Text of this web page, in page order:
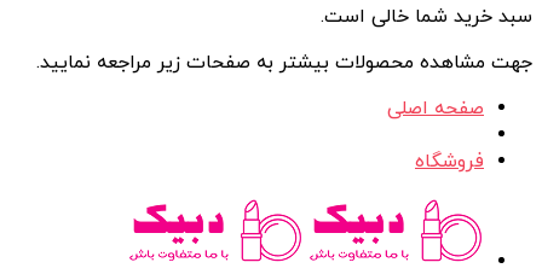
سبد خرید شما خالی است.
جهت مشاهده محصولات بیشتر به صفحات زیر مراجعه نمایید.
صفحه اصلی
فروشگاه